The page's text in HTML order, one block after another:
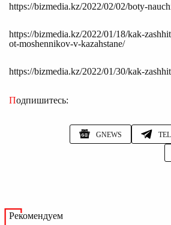
https://bizmedia.kz/2022/02/02/boty-
https://bizmedia.kz/2022/01/18/kak-
ot-moshennikov-v-kazahstane/
https://bizmedia.kz/2022/01/30/kak-
Подпишитесь:
GNEWS
Рекомендуем